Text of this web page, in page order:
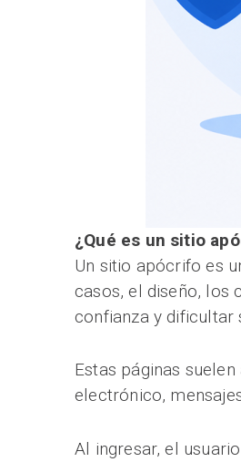
¿Qué es un sitio
Un sitio apócrifo es
casos, el diseño, los
confianza y dificultar
Estas páginas
electrónico,
Al ingresar, el